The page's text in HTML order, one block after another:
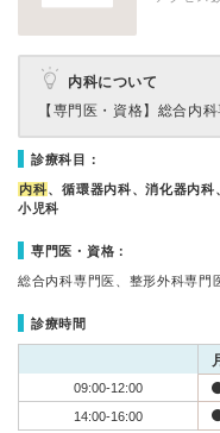
内科について
【専門医・資格】 総合内科
診療科目：
内科、循環器内科、消化器内科
小児科
専門医・資格：
総合内科専門医、整形外科専門
診療時間
09:00-12:00
14:00-16:00